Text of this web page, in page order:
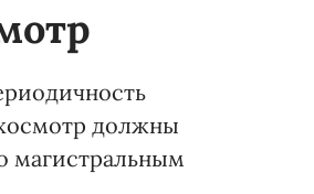
должны
магистральным